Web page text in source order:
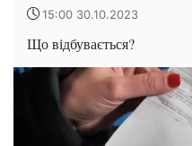
15:00 30.10.2023
Що відбувається?